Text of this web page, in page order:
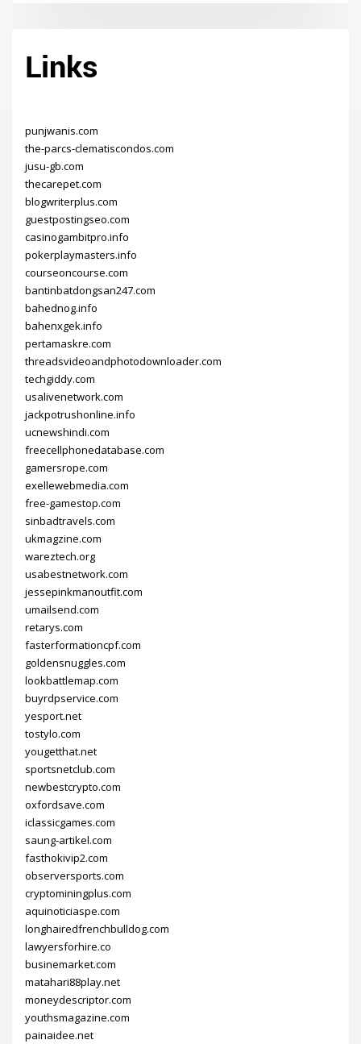
Links
punjwanis.com
the-parcs-clematiscondos.com
jusu-gb.com
thecarepet.com
blogwriterplus.com
guestpostingseo.com
casinogambitpro.info
pokerplaymasters.info
courseoncourse.com
bantinbatdongsan247.com
bahednog.info
bahenxgek.info
pertamaskre.com
threadsvideoandphotodownloader.com
techgiddy.com
usalivenetwork.com
jackpotrushonline.info
ucnewshindi.com
freecellphonedatabase.com
gamersrope.com
exellewebmedia.com
free-gamestop.com
sinbadtravels.com
ukmagzine.com
wareztech.org
usabestnetwork.com
jessepinkmanoutfit.com
umailsend.com
retarys.com
fasterformationcpf.com
goldensnuggles.com
lookbattlemap.com
buyrdpservice.com
yesport.net
tostylo.com
yougetthat.net
sportsnetclub.com
newbestcrypto.com
oxfordsave.com
iclassicgames.com
saung-artikel.com
fasthokivip2.com
observersports.com
cryptominingplus.com
aquinoticiaspe.com
longhairedfrenchbulldog.com
lawyersforhire.co
businemarket.com
matahari88play.net
moneydescriptor.com
youthsmagazine.com
painaidee.net